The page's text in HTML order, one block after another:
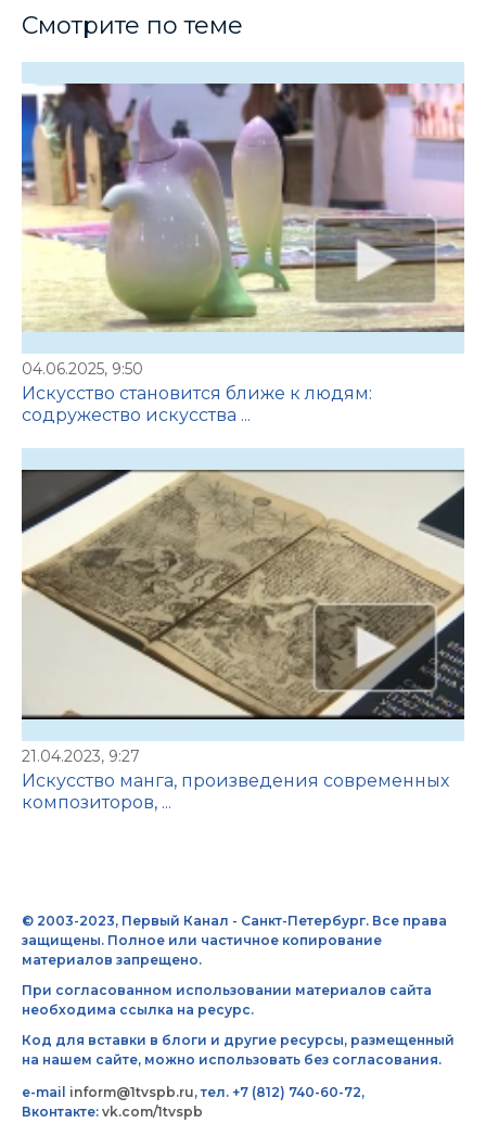
Смотрите по теме
04.06.2025, 9:50
Искусство становится ближе к людям:
содружество искусства ...
21.04.2023, 9:27
Искусство манга, произведения современных
композиторов, ...
© 2003-2023, Первый Канал - Санкт-Петербург. Все права
защищены. Полное или частичное копирование
материалов запрещено.
При согласованном использовании материалов сайта
необходима ссылка на ресурс.
Код для вставки в блоги и другие ресурсы, размещенный
на нашем сайте, можно использовать без согласования.
e-mail inform@1tvspb.ru, тел. +7 (812) 740-60-72,
Вконтакте: vk.com/1tvspb